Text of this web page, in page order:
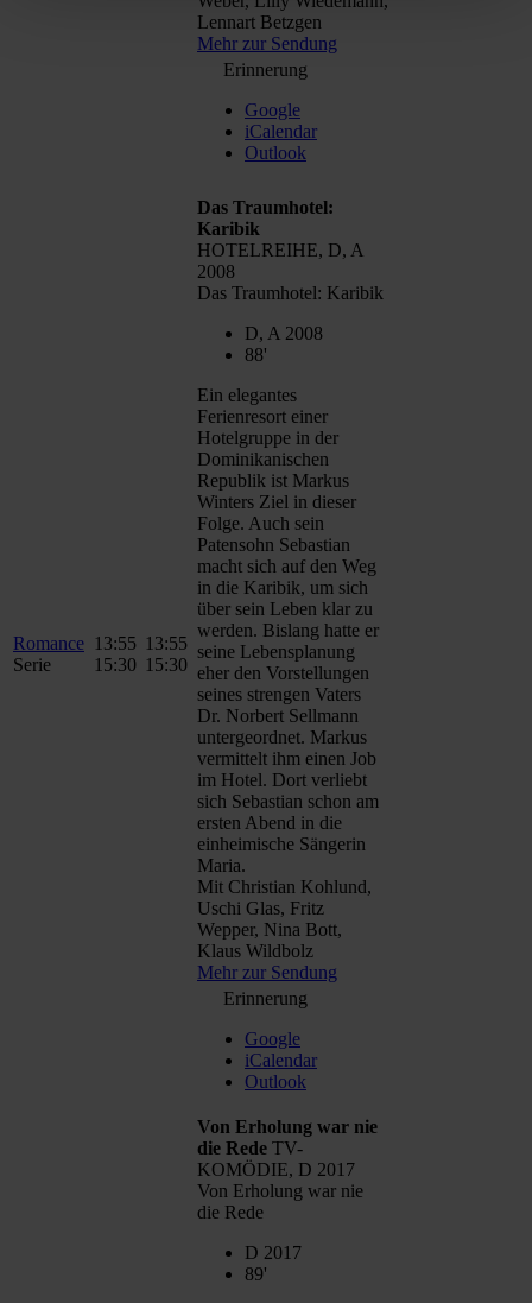
Lennart Betzgen
Mehr zur Sendung
Erinnerung
Google
iCalendar
Outlook
Romance
Serie
13:55
15:30
13:55
15:30
Das Traumhotel:
Karibik
HOTELREIHE, D, A
2008
Das Traumhotel: Karibik
D, A 2008
88'
Ein elegantes
Ferienresort einer
Hotelgruppe in der
Dominikanischen
Republik ist Markus
Winters Ziel in dieser
Folge. Auch sein
Patensohn Sebastian
macht sich auf den Weg
in die Karibik, um sich
über sein Leben klar zu
werden. Bislang hatte er
seine Lebensplanung
eher den Vorstellungen
seines strengen Vaters
Dr. Norbert Sellmann
untergeordnet. Markus
vermittelt ihm einen Job
im Hotel. Dort verliebt
sich Sebastian schon am
ersten Abend in die
einheimische Sängerin
Maria.
Mit Christian Kohlund,
Uschi Glas, Fritz
Wepper, Nina Bott,
Klaus Wildbolz
Mehr zur Sendung
Erinnerung
Google
iCalendar
Outlook
Von Erholung war nie
die Rede TV-
KOMÖDIE, D 2017
Von Erholung war nie
die Rede
D 2017
89'